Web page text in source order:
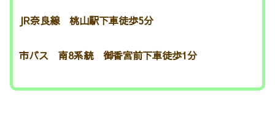
JR奈良線 桃山駅下車徒歩5分
市バス 南8系統 御香宮前下車徒歩1分